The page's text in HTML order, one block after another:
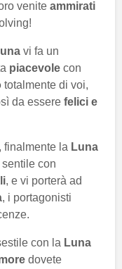
venite ammirati
vi fa un
piacevole con
totalmente di voi,
da essere felici e
finalmente la Luna
con
, e vi porterà ad
, i portagonisti
con la Luna
dovete